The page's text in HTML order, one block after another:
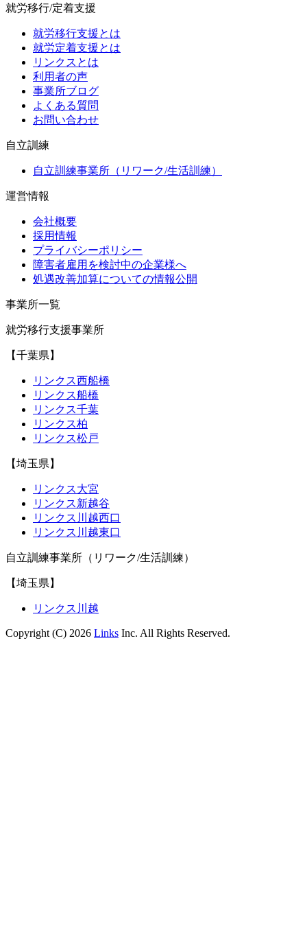
就労移行/定着支援
就労移行支援とは
就労定着支援とは
リンクスとは
利用者の声
事業所ブログ
よくある質問
お問い合わせ
自立訓練
自立訓練事業所（リワーク/生活訓練）
運営情報
会社概要
採用情報
プライバシーポリシー
障害者雇用を検討中の企業様へ
処遇改善加算についての情報公開
事業所一覧
就労移行支援事業所
【千葉県】
リンクス西船橋
リンクス船橋
リンクス千葉
リンクス柏
リンクス松戸
【埼玉県】
リンクス大宮
リンクス新越谷
リンクス川越西口
リンクス川越東口
自立訓練事業所（リワーク/生活訓練）
【埼玉県】
リンクス川越
Copyright (C) 2026 Links Inc. All Rights Reserved.